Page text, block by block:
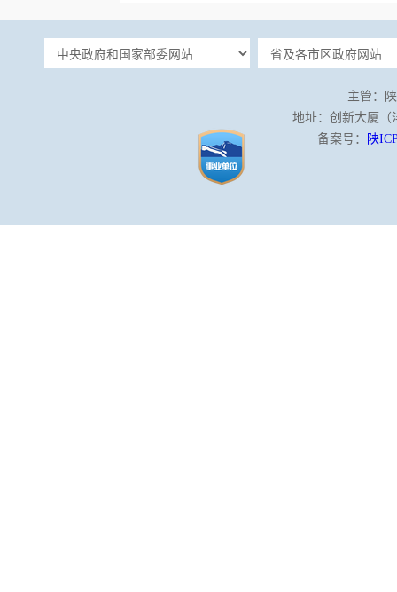
主管：
地址：创新大厦（
备案号：
陕